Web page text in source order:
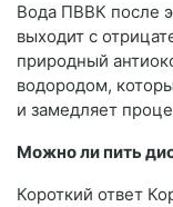
Вода ПВВК после
выходит с
природный
водородом,
и замедляет
Можно ли пить
Короткий ответ